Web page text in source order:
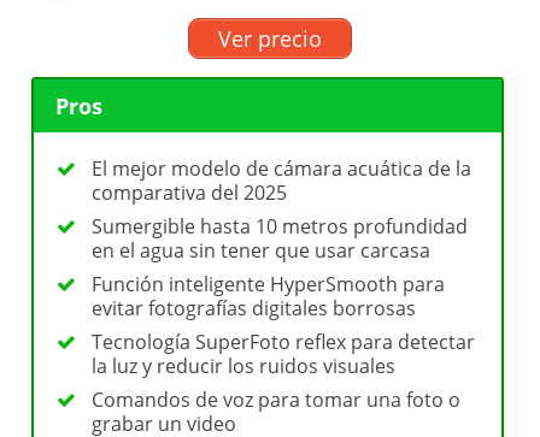
Ver precio
Pros
El mejor modelo de cámara acuática de la
comparativa del 2025
Sumergible hasta 10 metros profundidad
en el agua sin tener que usar carcasa
Función inteligente HyperSmooth para
evitar fotografías digitales borrosas
Tecnología SuperFoto reflex para detectar
la luz y reducir los ruidos visuales
Comandos de voz para tomar una foto o
grabar un video